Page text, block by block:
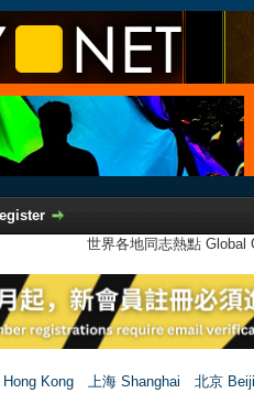
世界各地同志熱點
Kong 上海 Shanghai
北京